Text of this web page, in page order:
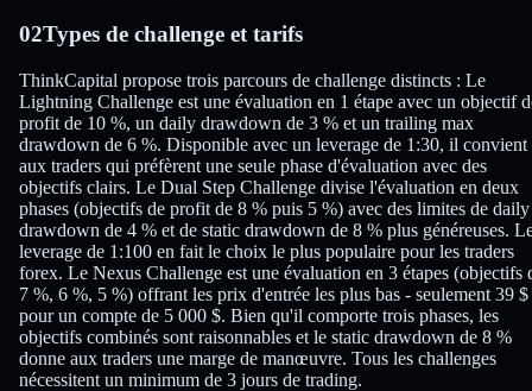
02Types de challenge et tarifs
ThinkCapital propose trois parcours de challenge distincts : Le
Lightning Challenge est une évaluation en 1 étape avec un objectif
profit de 10 %, un daily drawdown de 3 % et un trailing max
drawdown de 6 %. Disponible avec un leverage de 1:30, il convient
aux traders qui préfèrent une seule phase d'évaluation avec des
objectifs clairs. Le Dual Step Challenge divise l'évaluation en deux
phases (objectifs de profit de 8 % puis 5 %) avec des limites de daily
drawdown de 4 % et de static drawdown de 8 % plus généreuses.
leverage de 1:100 en fait le choix le plus populaire pour les traders
forex. Le Nexus Challenge est une évaluation en 3 étapes (objectifs
7 %, 6 %, 5 %) offrant les prix d'entrée les plus bas - seulement 39 $
pour un compte de 5 000 $. Bien qu'il comporte trois phases, les
objectifs combinés sont raisonnables et le static drawdown de 8 %
donne aux traders une marge de manœuvre. Tous les challenges
nécessitent un minimum de 3 jours de trading.